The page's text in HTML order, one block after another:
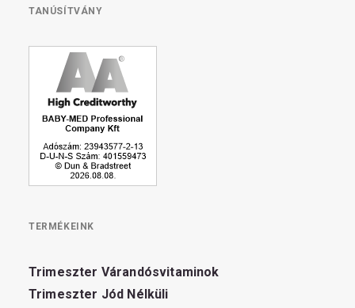
TANÚSÍTVÁNY
TERMÉKEINK
Trimeszter Várandósvitaminok
Trimeszter Jód Nélküli